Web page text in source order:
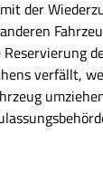
der
verfällt,